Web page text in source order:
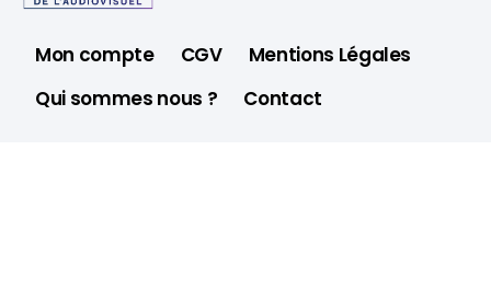
Mon compte CGV
Mentions Légales
Qui sommes nous ?
Contact